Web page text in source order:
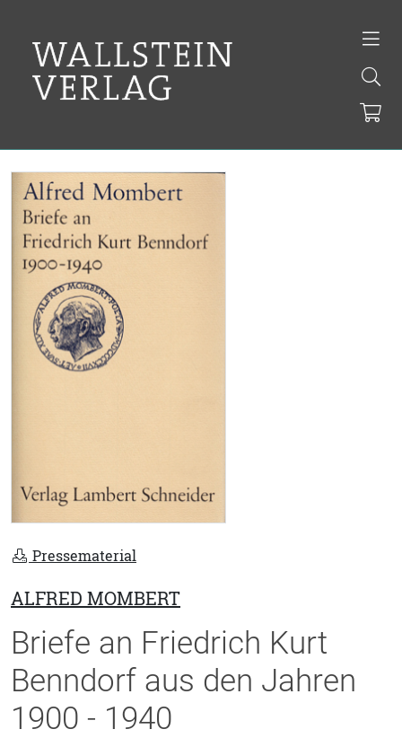
Pressematerial
ALFRED MOMBERT
Briefe an Friedrich Kurt
Benndorf aus den Jahren
1900 - 1940